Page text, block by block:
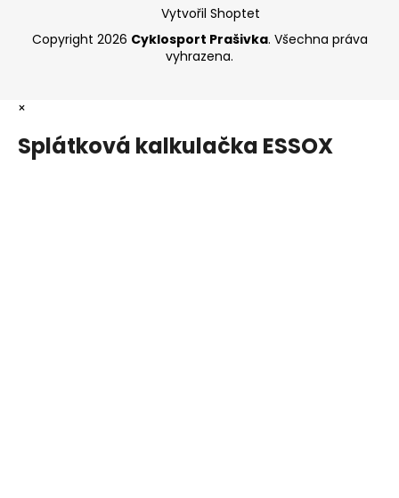
Vytvořil Shoptet
Copyright 2026 Cyklosport Prašivka. Všechna práva
vyhrazena.
×
Splátková kalkulačka ESSOX